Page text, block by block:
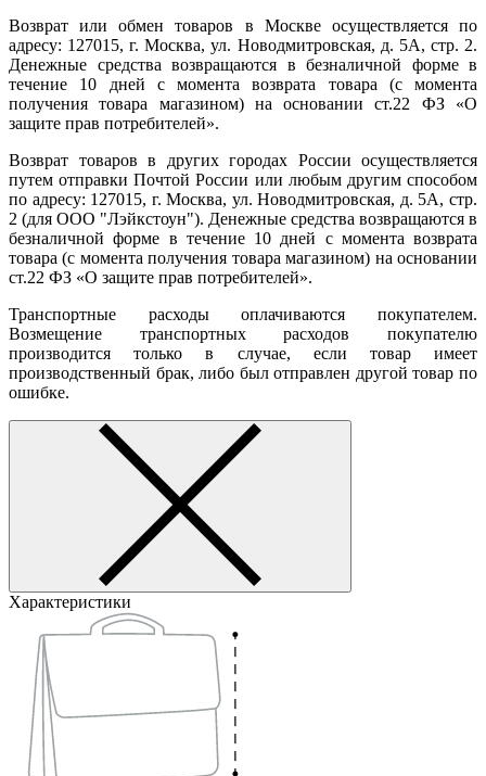
Возврат или обмен товаров в Москве осуществляется по
адресу: 127015, г. Москва, ул. Новодмитровская, д. 5А, стр. 2.
Денежные средства возвращаются в безналичной форме в
течение 10 дней с момента возврата товара (с момента
получения товара магазином) на основании ст.22 ФЗ «О
защите прав потребителей».
Возврат товаров в других городах России осуществляется
путем отправки Почтой России или любым другим способом
по адресу: 127015, г. Москва, ул. Новодмитровская, д. 5А, стр.
2 (для ООО "Лэйкстоун"). Денежные средства возвращаются в
безналичной форме в течение 10 дней с момента возврата
товара (с момента получения товара магазином) на основании
ст.22 ФЗ «О защите прав потребителей».
Транспортные расходы оплачиваются покупателем.
Возмещение транспортных расходов покупателю
производится только в случае, если товар имеет
производственный брак, либо был отправлен другой товар по
ошибке.
Характеристики